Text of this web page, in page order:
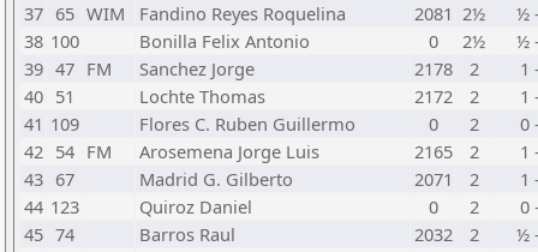
37 65 WIM Fandino Reyes Roquelina 2081 2½
½
38 100 Bonilla Felix Antonio 0 2½
½
39 47 FM Sanchez Jorge 2178 2
1
40 51 Lochte Thomas 2172 2
1
41 109 Flores C. Ruben Guillermo 0 2
0
42 54 FM Arosemena Jorge Luis 2165 2
1
43 67 Madrid G. Gilberto 2071 2
1
44 123 Quiroz Daniel 0 2
0
45 74 Barros Raul 2032 2
½